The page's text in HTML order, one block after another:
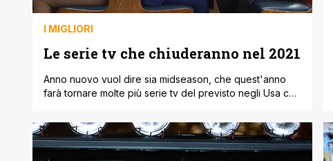
I MIGLIORI
Le serie tv che chiuderanno nel 2021
Anno nuovo vuol dire sia midseason, che quest'anno
farà tornare molte più serie tv del previsto negli Usa che
serie tv che chiuderanno nel 2021. Per molte non
abbiamo ancora una data, sempre a causa del Covid-
19, e altre sono state rimandate dall'anno scorso [']